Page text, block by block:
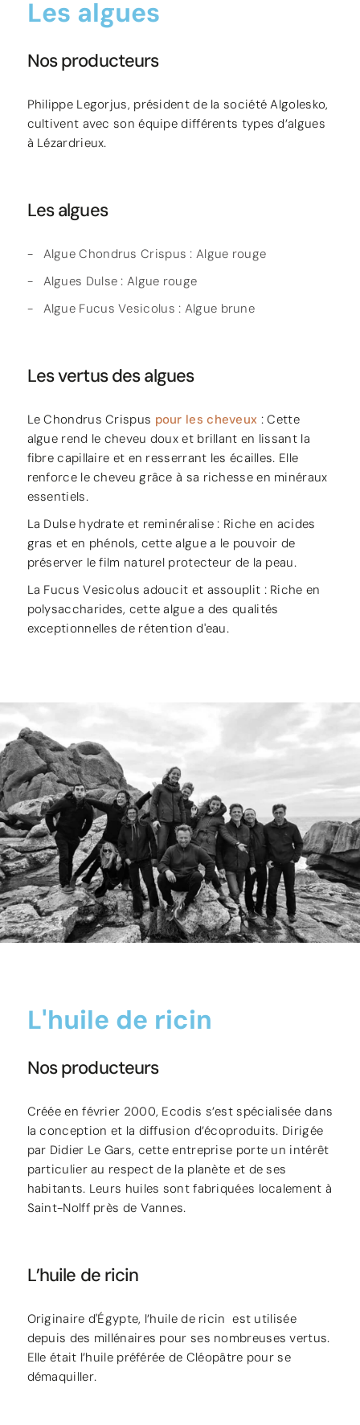
Les algues
Nos producteurs
Philippe Legorjus, président de la société Algolesko,
cultivent avec son équipe différents types d’algues
à Lézardrieux.
Les algues
Algue Chondrus Crispus : Algue rouge
Algues Dulse : Algue rouge
Algue Fucus Vesicolus : Algue brune
Les vertus des algues
Le Chondrus Crispus pour les cheveux : Cette
algue rend le cheveu doux et brillant en lissant la
fibre capillaire et en resserrant les écailles. Elle
renforce le cheveu grâce à sa richesse en minéraux
essentiels.
La Dulse hydrate et reminéralise : Riche en acides
gras et en phénols, cette algue a le pouvoir de
préserver le film naturel protecteur de la peau.
La Fucus Vesicolus adoucit et assouplit : Riche en
polysaccharides, cette algue a des qualités
exceptionnelles de rétention d'eau.
L'huile de ricin
Nos producteurs
Créée en février 2000, Ecodis s’est spécialisée dans
la conception et la diffusion d’écoproduits. Dirigée
par Didier Le Gars, cette entreprise porte un intérêt
particulier au respect de la planète et de ses
habitants. Leurs huiles sont fabriquées localement à
Saint-Nolff près de Vannes.
L’huile de ricin
Originaire d'Égypte, l’huile de ricin est utilisée
depuis des millénaires pour ses nombreuses vertus.
Elle était l’huile préférée de Cléopâtre pour se
démaquiller.